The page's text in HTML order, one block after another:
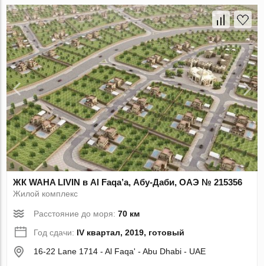
ЖК WAHA LIVIN в Al Faqa’a, Абу-Даби, ОАЭ № 215356
Жилой комплекс
Расстояние до моря:70 км
Год сдачи: IV квартал, 2019, готовый
16-22 Lane 1714 - Al Faqa' - Abu Dhabi - UAE